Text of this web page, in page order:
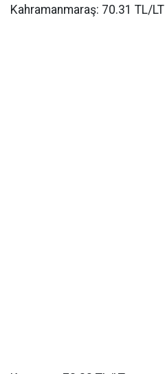
Kahramanmaraş: 70.31 TL/LT